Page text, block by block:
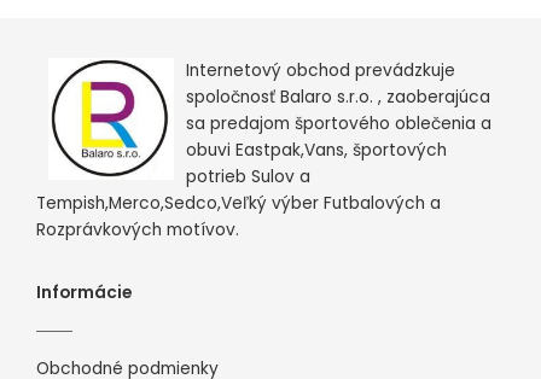
Internetový obchod prevádzkuje
spoločnosť Balaro s.r.o. , zaoberajúca
sa predajom športového oblečenia a
obuvi Eastpak,Vans, športových
potrieb Sulov a
Tempish,Merco,Sedco,Veľký výber Futbalových a
Rozprávkových motívov.
Informácie
Obchodné podmienky